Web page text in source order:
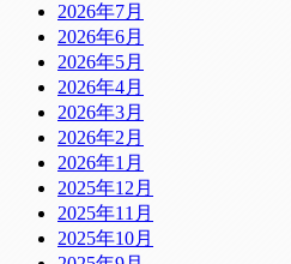
2026年7月
2026年6月
2026年5月
2026年4月
2026年3月
2026年2月
2026年1月
2025年12月
2025年11月
2025年10月